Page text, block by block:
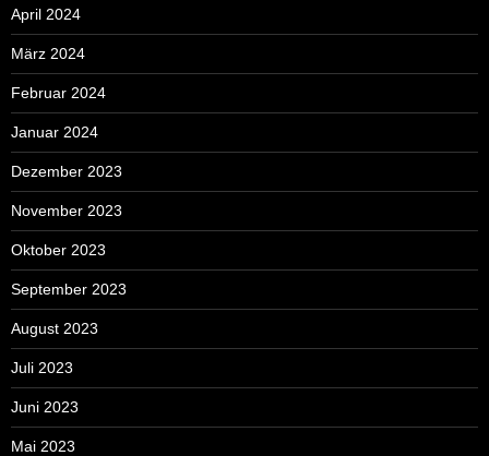
April 2024
März 2024
Februar 2024
Januar 2024
Dezember 2023
November 2023
Oktober 2023
September 2023
August 2023
Juli 2023
Juni 2023
Mai 2023